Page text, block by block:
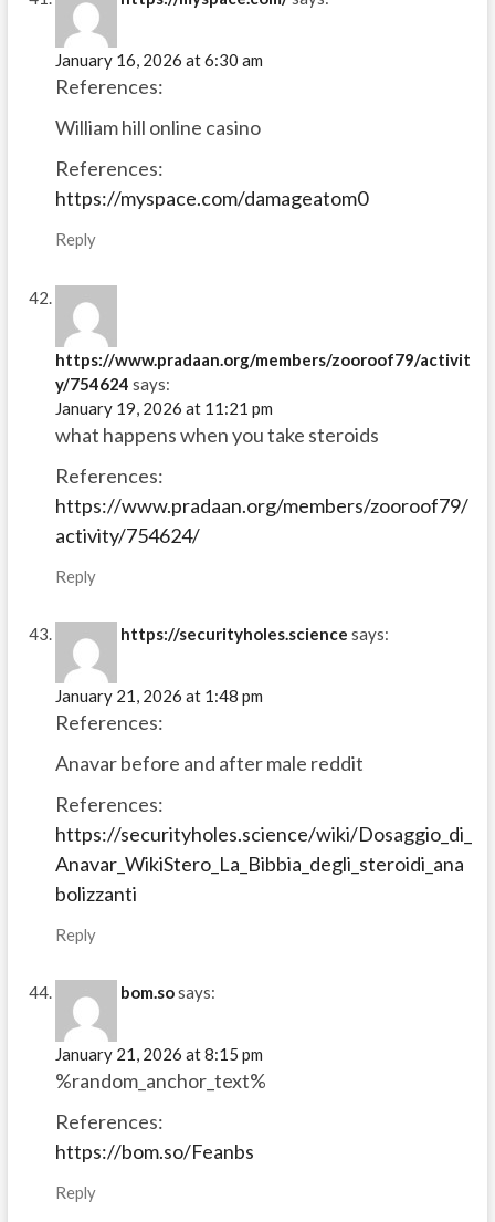
January 16, 2026 at 6:30 am
References:
William hill online casino
References:
https://myspace.com/damageatom0
Reply
https://www.pradaan.org/members/zooroof79/activit
y/754624 says:
January 19, 2026 at 11:21 pm
what happens when you take steroids
References:
https://www.pradaan.org/members/zooroof79/
activity/754624/
Reply
https://securityholes.science says:
January 21, 2026 at 1:48 pm
References:
Anavar before and after male reddit
References:
https://securityholes.science/wiki/Dosaggio_di_
Anavar_WikiStero_La_Bibbia_degli_steroidi_ana
bolizzanti
Reply
bom.sosays:
January 21, 2026 at 8:15 pm
%random_anchor_text%
References:
https://bom.so/Feanbs
Reply